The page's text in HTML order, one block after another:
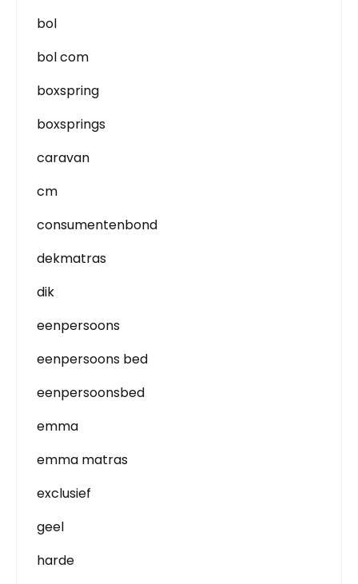
bol
bol com
boxspring
boxsprings
caravan
cm
consumentenbond
dekmatras
dik
eenpersoons
eenpersoons bed
eenpersoonsbed
emma
emma matras
exclusief
geel
harde